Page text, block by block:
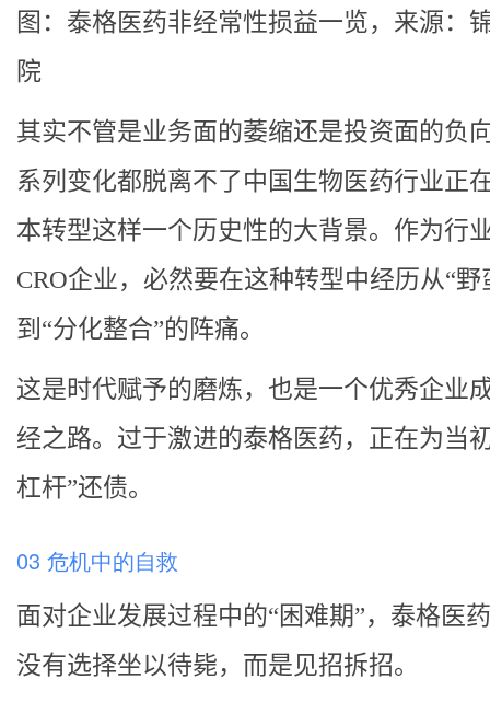
图：泰格医药非经常性损益一览，来源：
院
其实不管是业务面的萎缩还是投资面的负
系列变化都脱离不了中国生物医药行业正
本转型这样一个历史性的大背景。作为行
CRO企业，必然要在这种转型中经历从“野
到“分化整合”的阵痛。
这是时代赋予的磨炼，也是一个优秀企业
经之路。过于激进的泰格医药，正在为当
杠杆”还债。
03 危机中的自救
面对企业发展过程中的“困难期”，泰格医
没有选择坐以待毙，而是见招拆招。